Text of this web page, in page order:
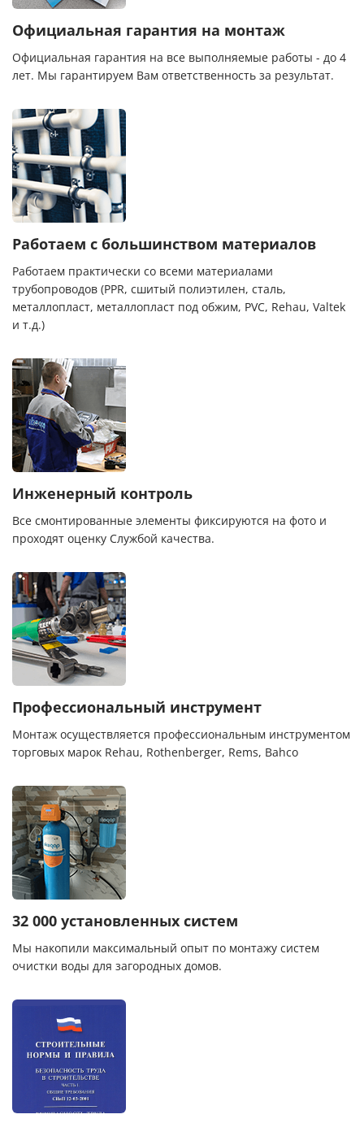
Официальная гарантия на монтаж
Официальная гарантия на все выполняемые работы - до 4
лет. Мы гарантируем Вам ответственность за результат.
Работаем с большинством материалов
Работаем практически со всеми материалами
трубопроводов (PPR, сшитый полиэтилен, сталь,
металлопласт, металлопласт под обжим, PVC, Rehau, Valtek
и т.д.)
Инженерный контроль
Все смонтированные элементы фиксируются на фото и
проходят оценку Службой качества.
Профессиональный инструмент
Монтаж осуществляется профессиональным инструментом
торговых марок Rehau, Rothenberger, Rems, Bahco
32 000 установленных систем
Мы накопили максимальный опыт по монтажу систем
очистки воды для загородных домов.